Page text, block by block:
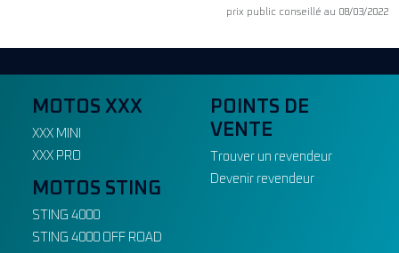
prix public conseillé au 08/03/2022
MOTOS XXX
XXX MINI
XXX PRO
MOTOS STING
STING 4000
STING 4000 OFF ROAD
POINTS DE
VENTE
Trouver un revendeur
Devenir revendeur